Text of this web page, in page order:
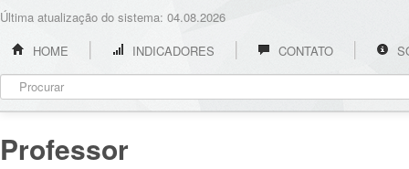
Última atualização do sistema: 04.08.2026
HOME
INDICADORES CONTATO
Professor